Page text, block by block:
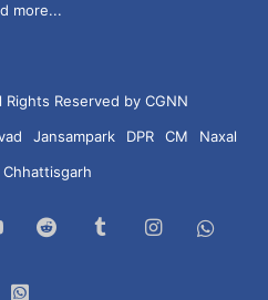
more...
Reserved by CGNN
Jansampark DPR CM
Naxal
Chhattisgarh
YouTubeReddit TumblrInstagram